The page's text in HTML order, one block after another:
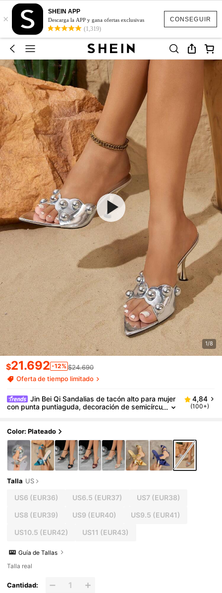
CONSEGUIR
×
SHEIN APP
Descarga la APP y gana ofertas exclusivas
(1,319)
1/8
$21.692 -12% $24.690
Oferta de tiempo limitado
Jin Bei Qi Sandalias de tacón alto para mujer
con punta puntiaguda, decoración de semicírcu
re libre y banquetes, tacones altos plateados de pu
nta abierta y sin cordones
4,84
(100+)
Color: Plateado
Talla US
US6 (EUR36) US6.5 (EUR37) US7(EUR38)
US8 (EUR39) US9 (EUR40) US9.5 (EUR41)
US10.5 (EUR42) US11 (EUR43)
Guía de Tallas
Talla real
Cantidad: